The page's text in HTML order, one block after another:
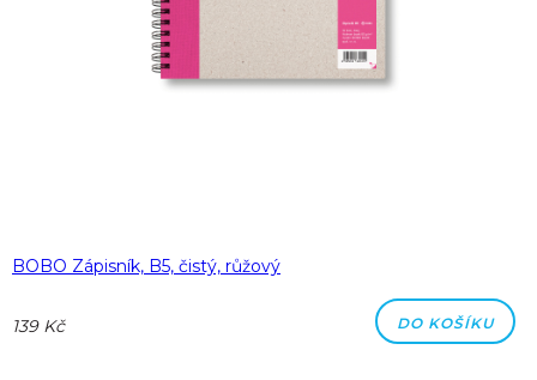
BOBO Zápisník, B5, čistý, růžový
139 Kč DO KOŠÍKU